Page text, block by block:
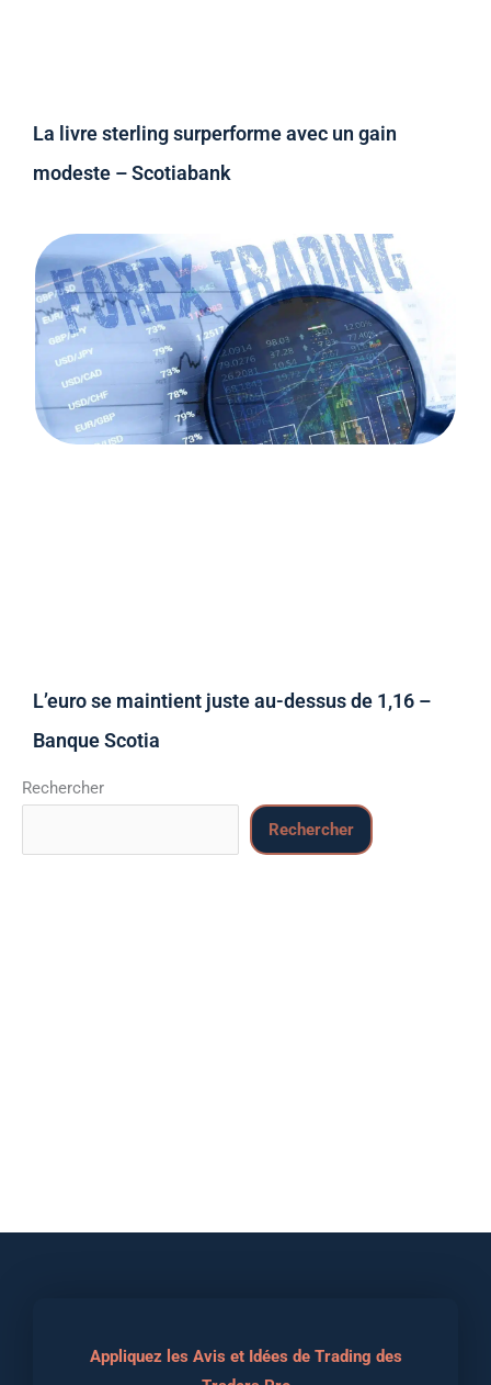
La livre sterling surperforme avec un gain
modeste – Scotiabank
L’euro se maintient juste au-dessus de 1,16 –
Banque Scotia
Rechercher
Rechercher
Appliquez les Avis et Idées de Trading des